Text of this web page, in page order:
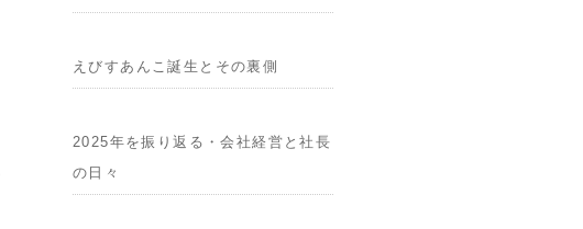
えびすあんこ誕生とその裏側
2025年を振り返る・会社経営と社長
の日々